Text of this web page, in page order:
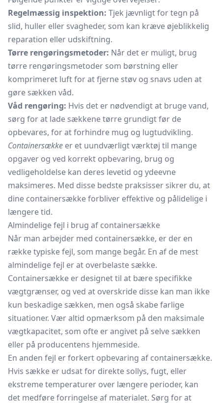
Regelmæssig inspektion: Tjek jævnligt for tegn på
slid, huller eller svagheder, som kan kræve øjeblikkelig
reparation eller udskiftning.
Tørre rengøringsmetoder: Når det er muligt, brug
tørre rengøringsmetoder som børstning eller
komprimeret luft for at fjerne støv og snavs uden at
gøre sækken våd.
Våd rengøring: Hvis det er nødvendigt at bruge vand,
sørg for at lade sækkene tørre grundigt før de
opbevares, for at forhindre mug og lugtudvikling.
Containersække er et uundværligt værktøj til mange
opgaver og ved korrekt opbevaring, brug og
vedligeholdelse kan deres levetid og ydeevne
maksimeres. Med disse bedste praksisser sikrer du, at
dine containersække forbliver effektive og pålidelige i
længere tid.
Almindelige fejl i brug af containersække
Når man arbejder med containersække, er der en
række typiske fejl, som mange begår. En af de mest
almindelige fejl er at overbelaste sække.
Containersække er designet til at bære specifikke
vægtgrænser, og ved at overskride disse kan man ikke
kun beskadige sækken, men også skabe farlige
situationer. Vær altid opmærksom på den maksimale
vægtkapacitet, som ofte er angivet på selve sækken
eller på producentens hjemmeside.
En anden fejl er forkert opbevaring af containersække.
Hvis sække er udsat for direkte sollys, fugt, eller
ekstreme temperaturer over længere perioder, kan
det medføre forringelse af materialet. Sørg for at